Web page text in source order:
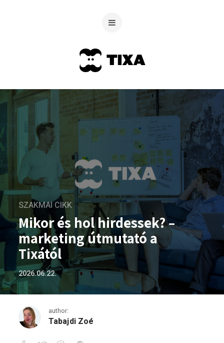
SZAKMAI CIKK
Mikor és hol hirdessek? –
marketing útmutató a
Tixától
2026.06.22.
author:
Tabajdi Zoé